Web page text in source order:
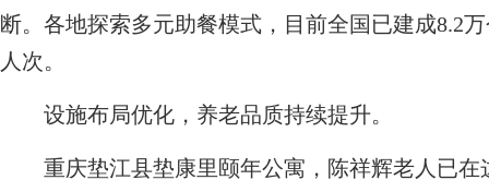
断。各地探索多元助餐模式，目前全国已建成8.2
人次。
设施布局优化，养老品质持续提升。
重庆垫江县垫康里颐年公寓，陈祥辉老人已在